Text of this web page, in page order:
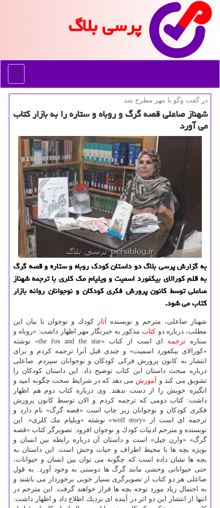
پرسی بلاگ
منو
در گفت وگو با مهر مطرح شد
شهناز صاعلی قصه گرگ و روباه و ستاره را به بازار كتاب
می آورد
به گزارش پرسی بلاگ دو داستان كودك روباه و ستاره و قصه گرگ
به قلم كورالای بیكفورد اسمیت و ویلیام مك كلری با ترجمه شهناز
صاعلی توسط كانون پرورش فكری كودكان و نوجوانان روانه بازار
كتاب می شود.
شهناز صاعلی، مترجم و نویسنده آثار
كودك و نوجوان با بیان این
مطلب، درباره دو كتاب مذكور به خبرنگار مهر اظهار داشت: «روباه و
ستاره ترجمه
ای است از كتاب «the fox and the star» نوشته
«كورالای بیكفورد اسمیت» و چندی قبل آنرا ترجمه كردم و برای
انتشار به كانون پرورش فركی كودكان و نوجوانان سپردم. صاعلی
درباره مبحث داستان این كتاب توضیح داد: این داستان كودكان را
تشویق می كند و
آموزش می دهد كه در شرایط سخت چگونه امید و
انگیزه خویش را از دست ندهند. وی درباره كتاب دوم هم اظهار
داشت: كتاب دومی كه ترجمه كردم و الان توسط كانون پرورش
فكری كودكان و نوجوانان زیر چاپ است «قصه گرگ» نام دارد و
ترجمه ای است از «wolf story» نوشته «ویلیام مك كلری». این
نویسنده و مترجم ادبیات كودك و نوجوان افزود: تصویرگر كتاب «قصه
گرگ» «وارن چپل» است و داستان آن درباره رابطه بین انسان و
بویژه بچه ها با محیط اطراف و حیات وحش است. این داستان به
بچه ها نشان داده است كه چگونه می توان بین انسان و حیوانات،
حتی حیواناتی وحشی مانند گرگ ها دوستی به وجود آورد. به قول
صاعلی هر دو كتاب از تصویرگری بسیار خوبی برخوردار می باشند و
به احتمال زیاد مورد توجه بچه ها قرار خواهند گرفت. این مترجم در
انتها از انتشار این دو اثر در آینده ای نزدیك اطلاع داد و اظهار داشت: